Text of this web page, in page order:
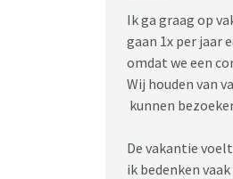
Ik ga graag op
gaan 1x per jaar
omdat we een
Wij houden van
kunnen
De vakantie
ik bedenken